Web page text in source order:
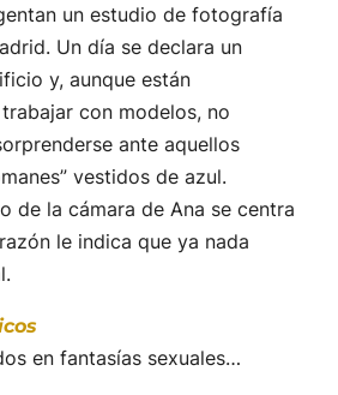
un estudio de fotografía
Un día se declara un
y, aunque están
con modelos, no
ante aquellos
vestidos de azul.
de la cámara de Ana se centra
le indica que ya nada
en fantasías sexuales…